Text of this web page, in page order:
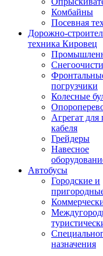
Комбайны
Посевная
Дорожно-
техника Кировец
погрузчики
Колесные
Агрегат для
кабеля
Грейдеры
Навесное
Автобусы
Городские и
назначения